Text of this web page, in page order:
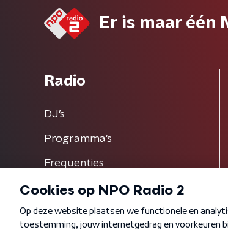
Er is maar één
Radio
DJ’s
Programma's
Frequenties